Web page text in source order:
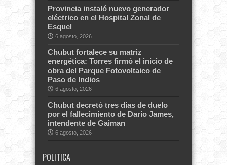
Provincia instaló nuevo generador
eléctrico en el Hospital Zonal de
Esquel
6 agosto, 2026
Chubut fortalece su matriz
energética: Torres firmó el inicio de
obra del Parque Fotovoltaico de
Paso de Indios
6 agosto, 2026
Chubut decretó tres días de duelo
por el fallecimiento de Darío James,
intendente de Gaiman
6 agosto, 2026
POLITICA